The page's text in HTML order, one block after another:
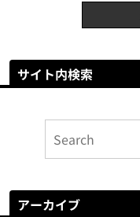
サイト内検索
アーカイブ